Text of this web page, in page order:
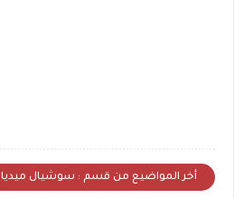
أخر المواضيع من قسم : سوشيال ميديا